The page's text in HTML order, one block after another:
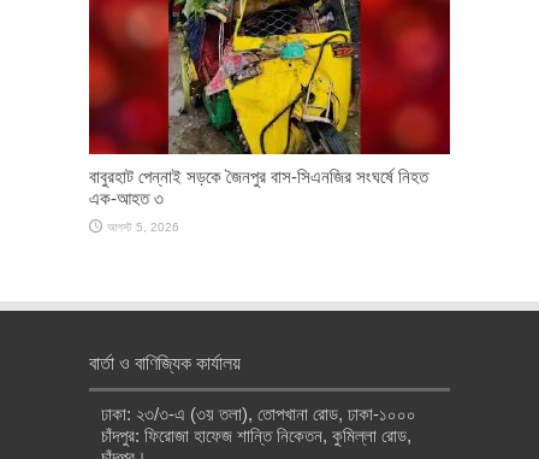
বাবুরহাট পেন্নাই সড়কে জৈনপুর বাস-সিএনজির সংঘর্ষে নিহত
এক-আহত ৩
আগস্ট 5, 2026
বার্তা ও বাণিজ্যিক কার্যালয়
ঢাকা: ২৩/৩-এ (৩য় তলা), তোপখানা রোড, ঢাকা-১০০০
চাঁদপুর: ফিরোজা হাফেজ শান্তি নিকেতন, কুমিল্লা রোড,